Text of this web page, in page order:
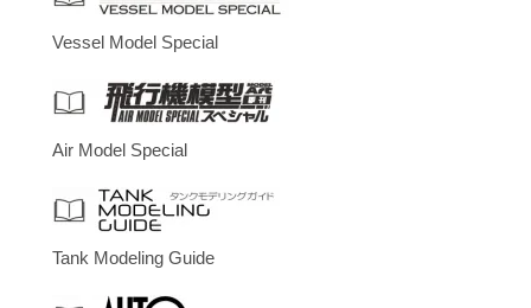
Vessel Model Special
Air Model Special
Tank Modeling Guide